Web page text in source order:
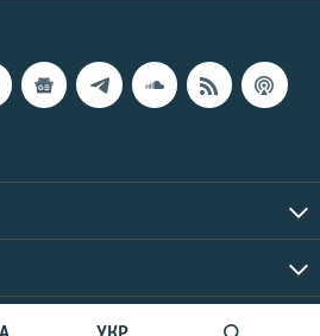
2026 | Все права защищены.